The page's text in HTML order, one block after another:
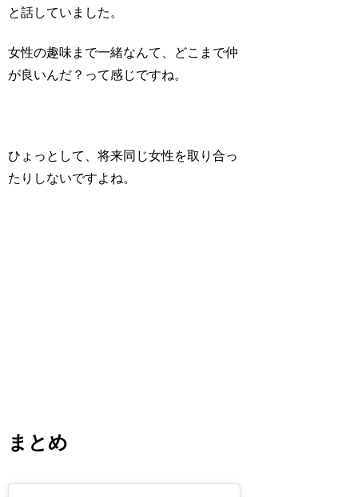
と話していました。
女性の趣味まで一緒なんて、どこまで仲
が良いんだ？って感じですね。
ひょっとして、将来同じ女性を取り合っ
たり しないですよね。
まとめ